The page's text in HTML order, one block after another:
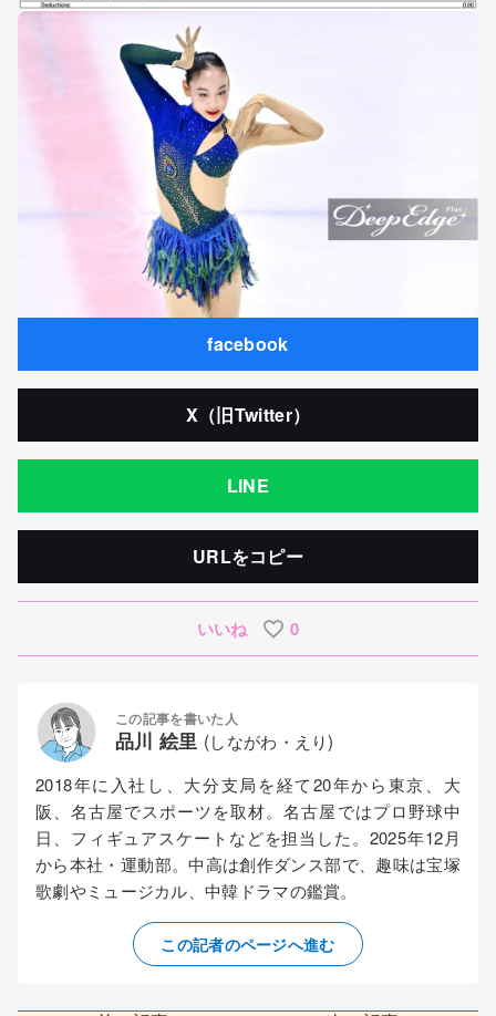
facebook
X（旧Twitter）
LINE
URLをコピー
いいね 0
この記事を書いた人
品川 絵里 (しながわ・えり)
2018年に入社し、大分支局を経て20年から東京、大
阪、名古屋でスポーツを取材。名古屋ではプロ野球中
日、フィギュアスケートなどを担当した。2025年12月
から本社・運動部。中高は創作ダンス部で、趣味は宝塚
歌劇やミュージカル、中韓ドラマの鑑賞。
この記者のページへ進む